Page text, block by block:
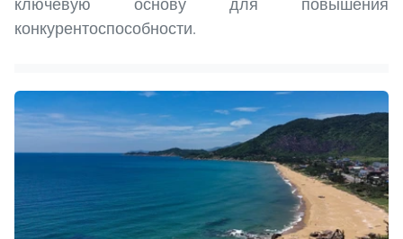
ключевую основу для повышения
конкурентоспособности.